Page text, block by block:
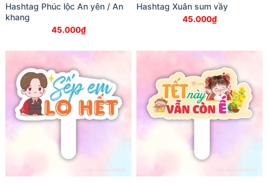
Hashtag Phúc lộc An yên / An
khang
45.000₫
Hashtag Xuân sum vầy
45.000₫